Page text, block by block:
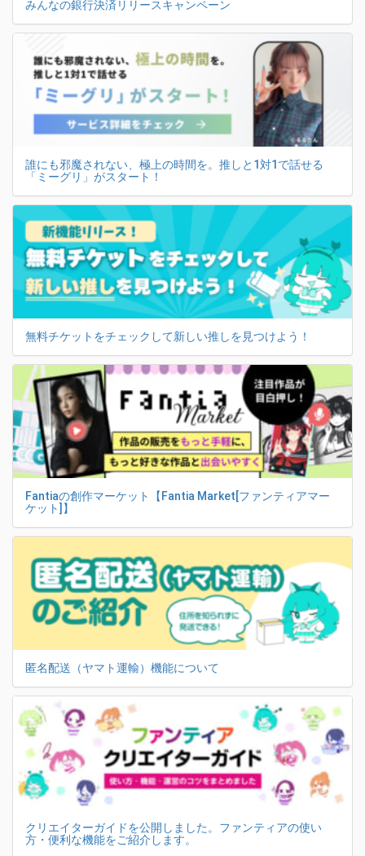
みんなの銀行決済リリースキャンペーン
誰にも邪魔されない、極上の時間を。推しと1対1で話せる
「ミーグリ」がスタート！
無料チケットをチェックして新しい推しを見つけよう！
Fantiaの創作マーケット【Fantia Market[ファンティアマー
ケット]】
匿名配送（ヤマト運輸）機能について
クリエイターガイドを公開しました。ファンティアの使い
方・便利な機能をご紹介します。